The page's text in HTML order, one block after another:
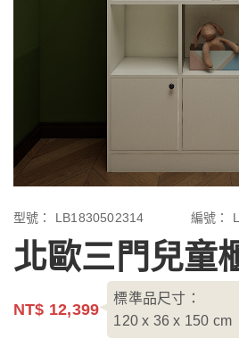
型號： LB1830502314 編號：
北歐三門兒童
NT$ 12,399
標準品尺寸：
120 x 36 x 150 cm